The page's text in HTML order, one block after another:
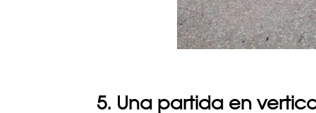
5. Una partida en